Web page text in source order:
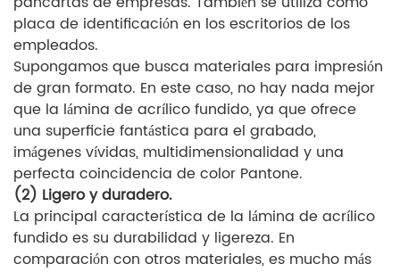
placa de identificación en los escritorios de los
empleados.
Supongamos que busca materiales para impresión
de gran formato. En este caso, no hay nada mejor
que la lámina de acrílico fundido, ya que ofrece
una superficie fantástica para el grabado,
imágenes vívidas, multidimensionalidad y una
perfecta coincidencia de color Pantone.
(2) Ligero y duradero.
La principal característica de la lámina de acrílico
fundido es su durabilidad y ligereza. En
comparación con otros materiales, es mucho más